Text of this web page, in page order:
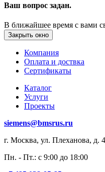
Ваш вопрос задан.
В ближайшее время с вами
Закрыть окно
Компания
Оплата и доствка
Сертификаты
Каталог
Услуги
Проекты
siemens@bmsrus.ru
г. Москва, ул. Плеханова, д.
Пн. - Пт.: c 9:00 до 18:00